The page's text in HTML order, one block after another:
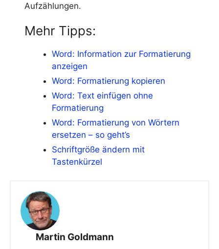
Aufzählungen.
Mehr Tipps:
Word: Information zur Formatierung
anzeigen
Word: Formatierung kopieren
Word: Text einfügen ohne
Formatierung
Word: Formatierung von Wörtern
ersetzen – so geht’s
Schriftgröße ändern mit
Tastenkürzel
Martin Goldmann